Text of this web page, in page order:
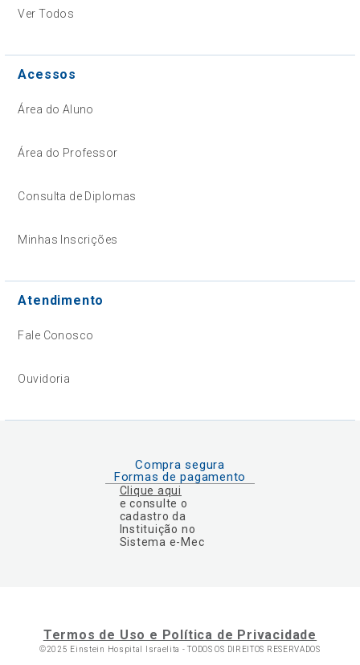
Ver Todos
Acessos
Área do Aluno
Área do Professor
Consulta de Diplomas
Minhas Inscrições
Atendimento
Fale Conosco
Ouvidoria
Compra segura
Formas de pagamento
Clique aqui
e consulte o
cadastro da
Instituição no
Sistema e-Mec
Termos de Uso e Política de Privacidade
©2025 Einstein Hospital Israelita -TODOS OS DIREITOS RESERVADOS